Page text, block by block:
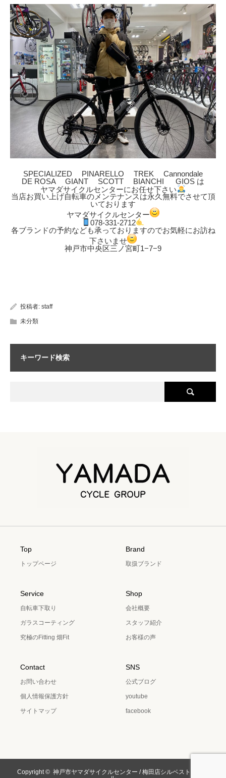
SPECIALIZED PINARELLO TREK Cannondale
DE ROSA GIANT SCOTT BIANCHI GIOS は
ヤマダサイクルセンターにお任せ下さい
当店お買い上げ自転車のメンテナンスは永久無料でさせて頂
いております
ヤマダサイクルセンター
078-331-2712
各ブランドの予約なども承っておりますのでお気軽にお訪ね
下さいませ
神戸市中央区三ノ宮町1−7−9
投稿者: staff
未分類
キーワード検索
Top
トップページ
Brand
取扱ブランド
Service
自転車下取り
ガラスコーティング
究極のFitting 畑Fit
Shop
会社概要
スタッフ紹介
お客様の声
Contact
お問い合わせ
個人情報保護方針
サイトマップ
SNS
公式ブログ
youtube
facebook
Copyright © 神戸市ヤマダサイクルセンター / 梅田店シルベストサイク